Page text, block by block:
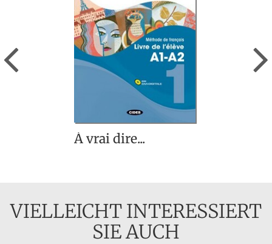
À vrai dire...
Previous
VIELLEICHT INTERESSIERT
SIE AUCH